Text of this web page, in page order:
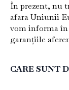
În prezent, nu
afara Uniunii
vom informa în
garanțiile
CARE SUNT